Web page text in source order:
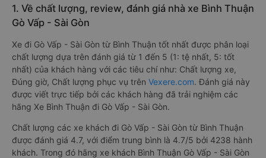
1. Về chất lượng, review, đánh giá nhà xe Bình Thuận
Gò Vấp - Sài Gòn
Xe đi Gò Vấp - Sài Gòn từ Bình Thuận tốt nhất được phân loại
chất lượng dựa trên đánh giá từ 1 đến 5 (1: tệ nhất, 5: tốt
nhất) của khách hàng với các tiêu chí như: Chất lượng xe,
Đúng giờ, Chất lượng phục vụ trên Vexere.com. Đánh giá này
được viết trực tiếp bởi các khách hàng đã trải nghiệm các
hãng Xe Bình Thuận đi Gò Vấp - Sài Gòn.
Chất lượng các xe khách đi Gò Vấp - Sài Gòn từ Bình Thuận
được đánh giá 4.7, với điểm trung bình là 4.7/5 bởi 4238 hành
khách. Trong đó hãng xe khách Bình Thuận Gò Vấp - Sài Gòn